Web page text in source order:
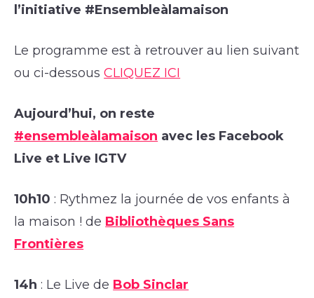
l’initiative #Ensembleàlamaison
Le programme est à retrouver au lien suivant
ou ci-dessousCLIQUEZ ICI
Aujourd’hui, on reste
#ensembleàlamaison avec les Facebook
Live et Live IGTV
10h10 : Rythmez la journée de vos enfants à
la maison ! de Bibliothèques Sans
Frontières
14h : Le Live de Bob Sinclar